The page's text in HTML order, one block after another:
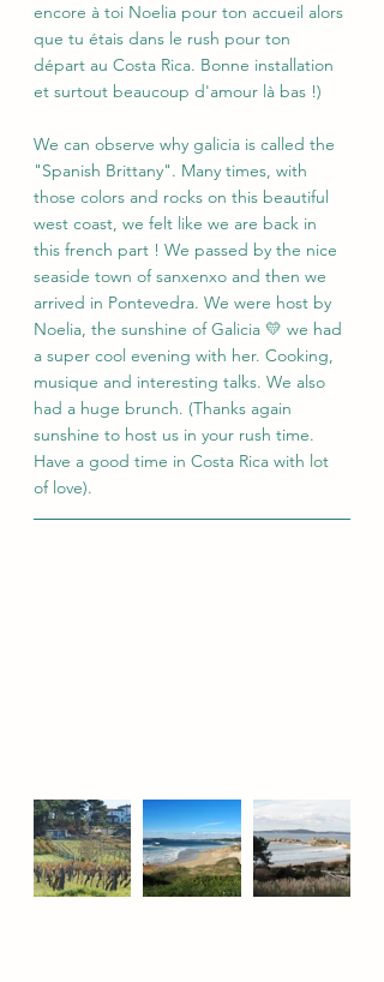
encore à toi Noelia pour ton accueil alors
que tu étais dans le rush pour ton
départ au Costa Rica. Bonne installation
et surtout beaucoup d'amour là bas !)
We can observe why galicia is called the
"Spanish Brittany". Many times, with
those colors and rocks on this beautiful
west coast, we felt like we are back in
this french part ! We passed by the nice
seaside town of sanxenxo and then we
arrived in Pontevedra. We were host by
Noelia, the sunshine of Galicia 💛 we had
a super cool evening with her. Cooking,
musique and interesting talks. We also
had a huge brunch. (Thanks again
sunshine to host us in your rush time.
Have a good time in Costa Rica with lot
of love).